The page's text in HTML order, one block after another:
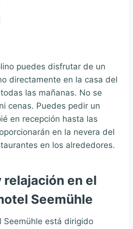
puedes disfrutar de un
directamente en la casa del
las mañanas. No se
cenas. Puedes pedir un
en recepción hasta las
en la nevera del
en los alrededores.
relajación en el
Seemühle
Seemühle está dirigido